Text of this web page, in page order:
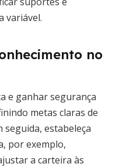
variável.
no
e ganhar segurança
metas claras de
seguida, estabeleça
por exemplo,
a carteira às